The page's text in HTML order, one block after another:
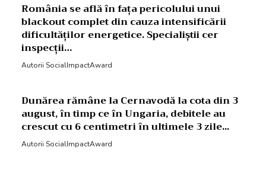
România se află în fața pericolului unui
blackout complet din cauza intensificării
dificultăților energetice. Specialiștii cer
inspecții…
Autorii SocialImpactAward
Dunărea rămâne la Cernavodă la cota din 3
august, în timp ce în Ungaria, debitele au
crescut cu 6 centimetri în ultimele 3 zile...
Autorii SocialImpactAward